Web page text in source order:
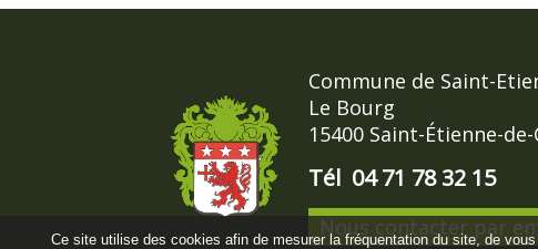
Commune de Saint-
Le Bourg
15400 Saint-Étienne-
Tél 04 71 78 32 15
Nous contacter par
Ce site utilise des cookies afin de mesurer la fréquentation du site, de